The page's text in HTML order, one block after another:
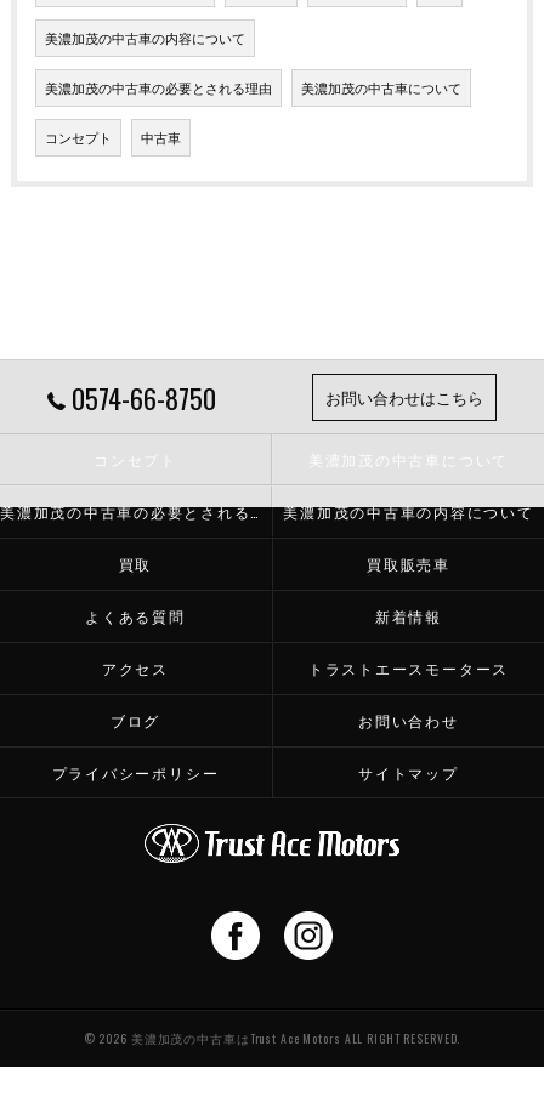
美濃加茂の中古車の内容について
美濃加茂の中古車の必要とされる理由 美濃加茂の中古車について
コンセプト 中古車
0574-66-8750 お問い合わせはこちら
コンセプト 美濃加茂の中古車について
美濃加茂の中古車の必要とされる理由 美濃加茂の中古車の内容について
買取 買取販売車
よくある質問 新着情報
アクセス トラストエースモータース
ブログ お問い合わせ
プライバシーポリシー サイトマップ
© 2026 美濃加茂の中古車はTrust Ace Motors ALL RIGHT RESERVED.